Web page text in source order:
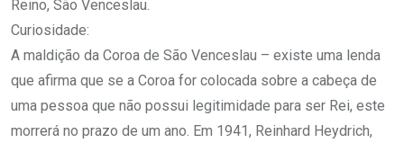
Reino, São Venceslau.
Curiosidade:
A maldição da Coroa de São Venceslau – existe uma lenda
que afirma que se a Coroa for colocada sobre a cabeça de
uma pessoa que não possui legitimidade para ser Rei, este
morrerá no prazo de um ano. Em 1941, Reinhard Heydrich,